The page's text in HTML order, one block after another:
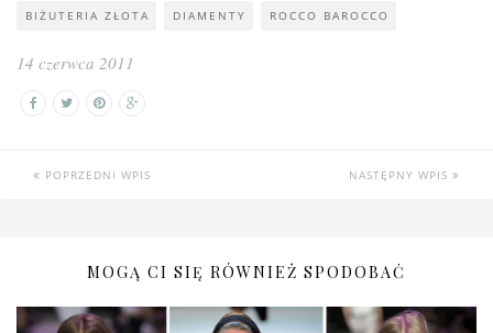
BIŻUTERIA ZŁOTA DIAMENTY ROCCO BAROCCO
14 czerwca 2011
POPRZEDNI WPIS NASTĘPNY WPIS
MOGĄ CI SIĘ RÓWNIEŻ SPODOBAĆ